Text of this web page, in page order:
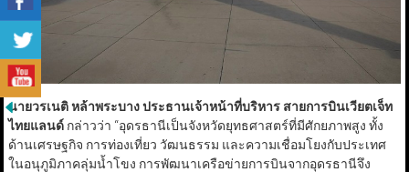
นายวรเนติ หล้าพระบาง ประธานเจ้าหน้าที่บริหาร สายการบินเวียตเจ็ท
ไทยแลนด์กล่าวว่า “อุดรธานีเป็นจังหวัดยุทธศาสตร์ที่มีศักยภาพสูง ทั้ง
ด้านเศรษฐกิจ การท่องเที่ยว วัฒนธรรม และความเชื่อมโยงกับประเทศ
ในอนุภูมิภาคลุ่มน้ำโขง การพัฒนาเครือข่ายการบินจากอุดรธานีจึง